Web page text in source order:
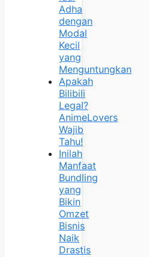
Adha
dengan
Modal
Kecil
yang
Menguntungkan
Apakah
Bilibili
Legal?
AnimeLovers
Wajib
Tahu!
Inilah
Manfaat
Bundling
yang
Bikin
Omzet
Bisnis
Naik
Drastis